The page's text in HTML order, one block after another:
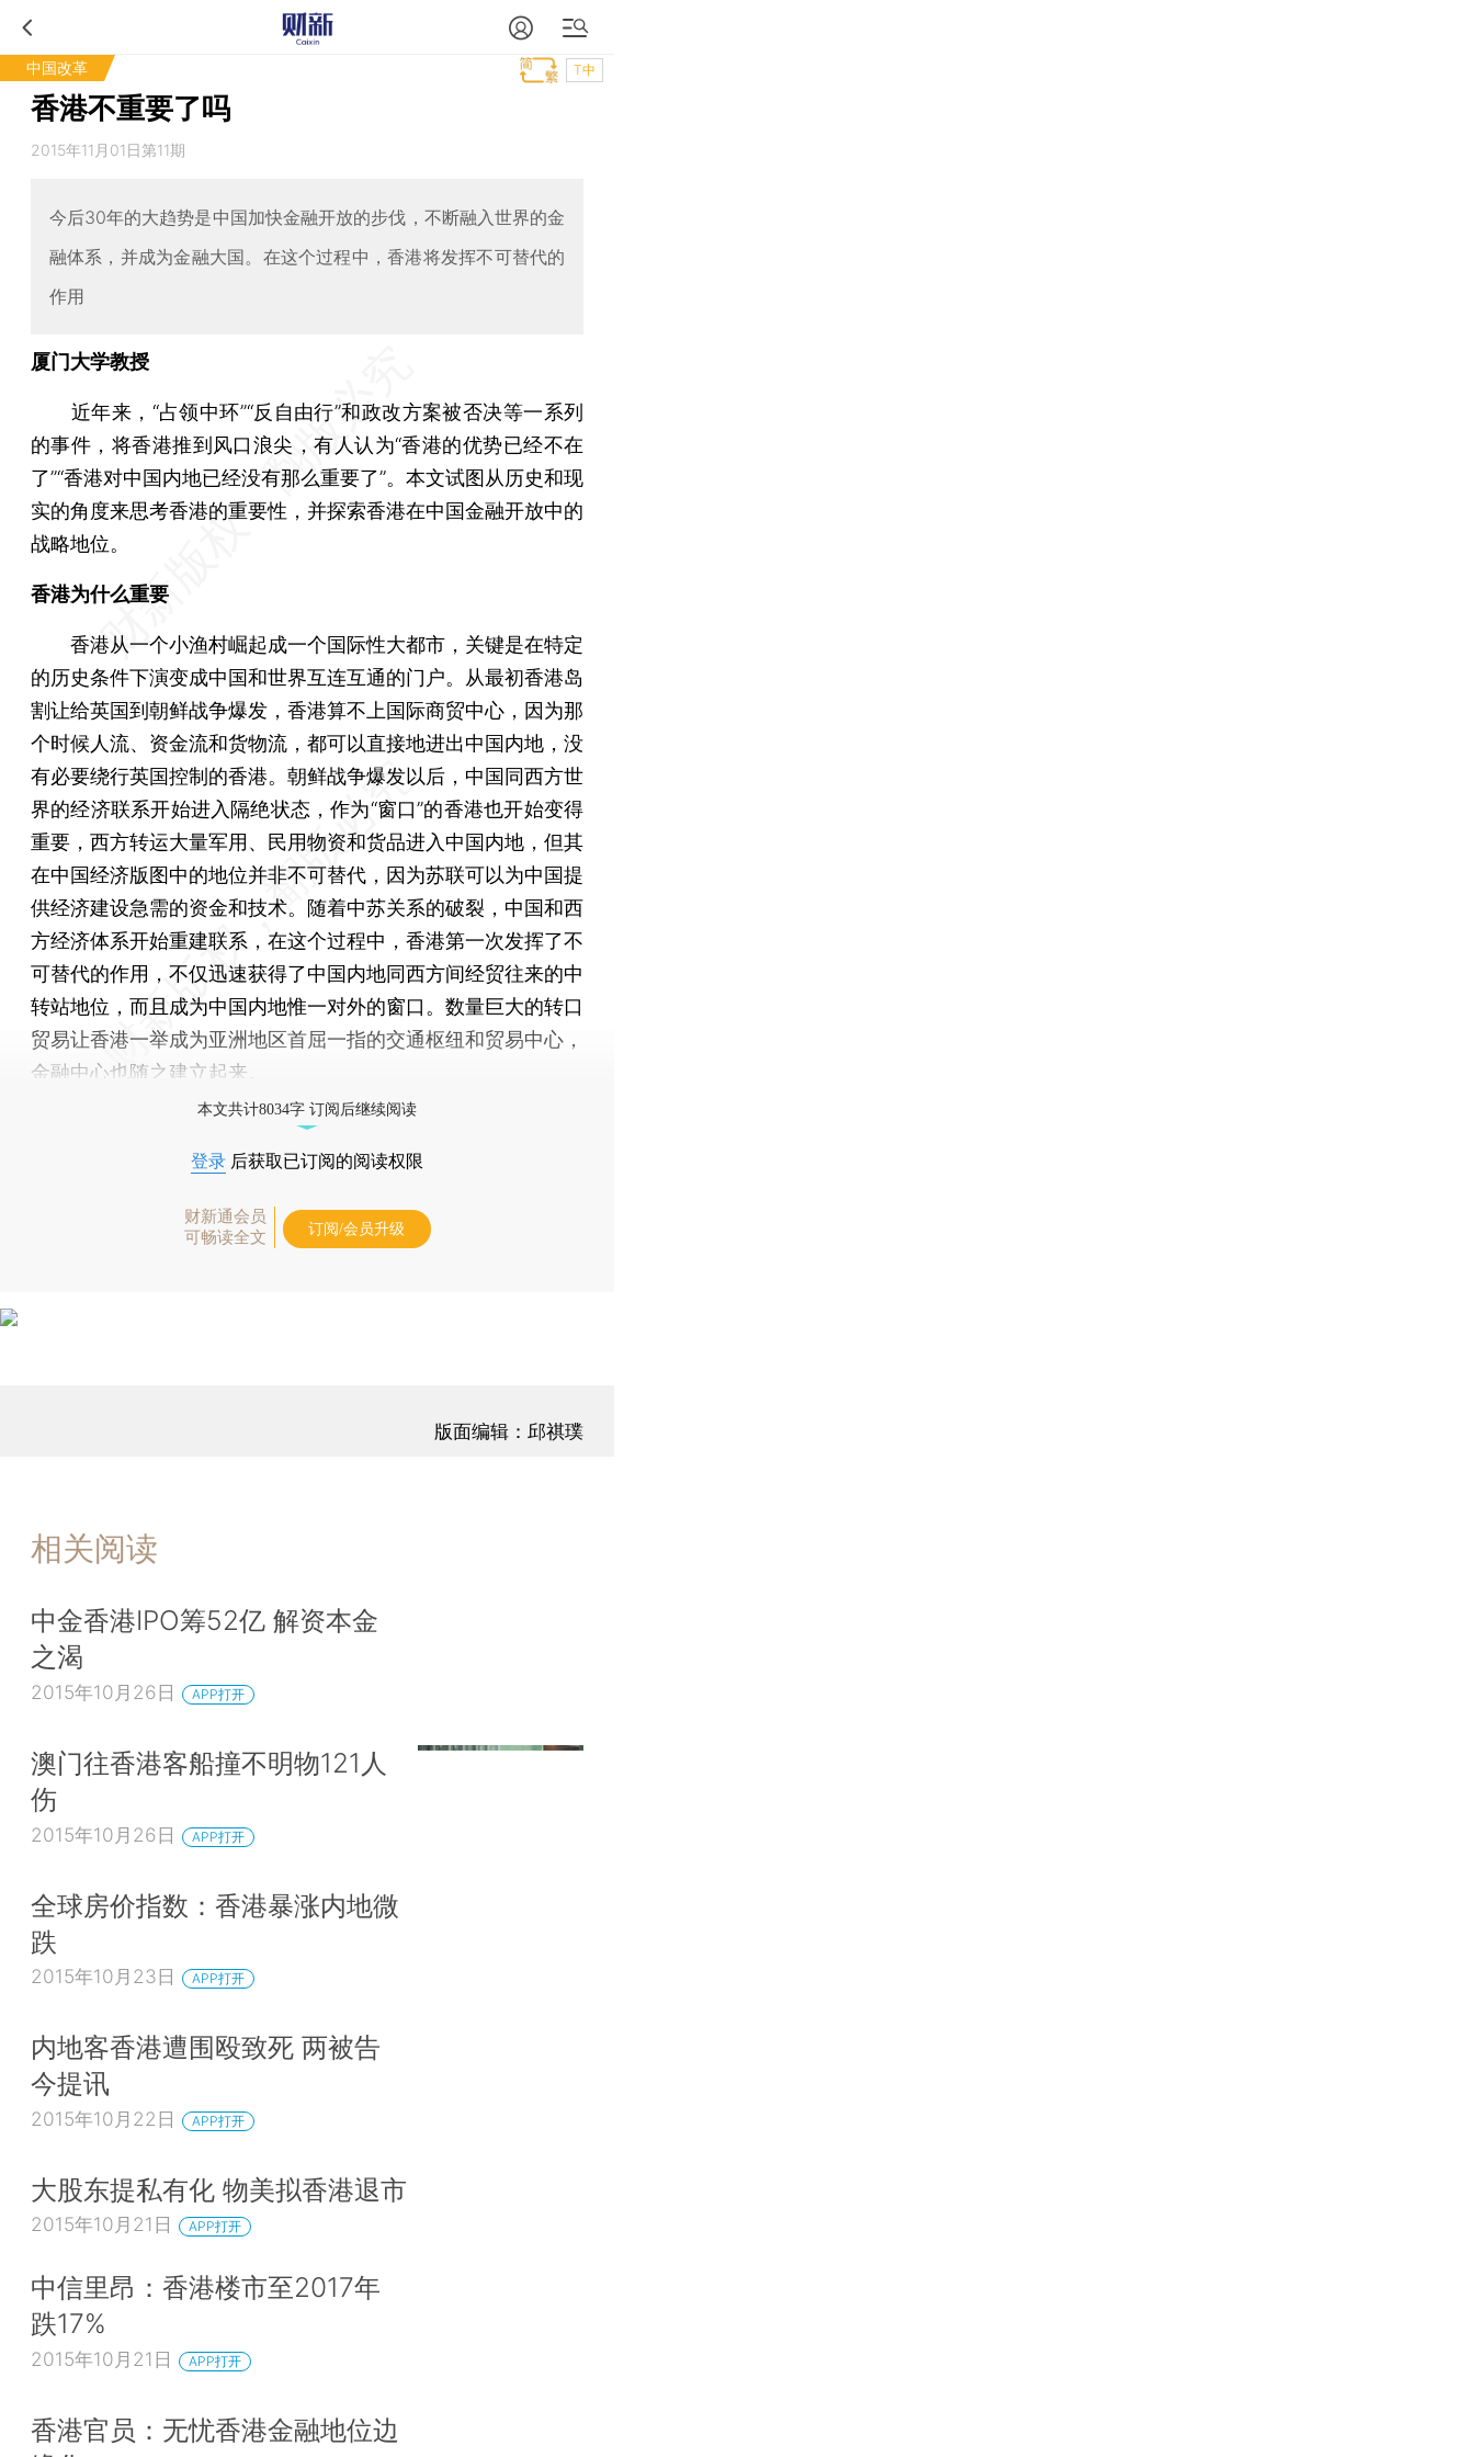
中国改革 T中
香港不重要了吗
2015年11月01日第11期
今后30年的大趋势是中国加快金融开放的步伐，不断融入世界的金
融体系，并成为金融大国。在这个过程中，香港将发挥不可替代的
作用
厦门大学教授
近年来，“占领中环”“反自由行”和政改方案被否决等一系列
的事件，将香港推到风口浪尖，有人认为“香港的优势已经不在
了”“香港对中国内地已经没有那么重要了”。本文试图从历史和现
实的角度来思考香港的重要性，并探索香港在中国金融开放中的
战略地位。
香港为什么重要
香港从一个小渔村崛起成一个国际性大都市，关键是在特定
的历史条件下演变成中国和世界互连互通的门户。从最初香港岛
割让给英国到朝鲜战争爆发，香港算不上国际商贸中心，因为那
个时候人流、资金流和货物流，都可以直接地进出中国内地，没
有必要绕行英国控制的香港。朝鲜战争爆发以后，中国同西方世
界的经济联系开始进入隔绝状态，作为“窗口”的香港也开始变得
重要，西方转运大量军用、民用物资和货品进入中国内地，但其
在中国经济版图中的地位并非不可替代，因为苏联可以为中国提
供经济建设急需的资金和技术。随着中苏关系的破裂，中国和西
方经济体系开始重建联系，在这个过程中，香港第一次发挥了不
可替代的作用，不仅迅速获得了中国内地同西方间经贸往来的中
转站地位，而且成为中国内地惟一对外的窗口。数量巨大的转口
贸易让香港一举成为亚洲地区首屈一指的交通枢纽和贸易中心，
金融中心也随之建立起来。
本文共计8034字 订阅后继续阅读
登录 后获取已订阅的阅读权限
财新通会员
可畅读全文
订阅/会员升级
版面编辑：邱祺璞
相关阅读
中金香港IPO筹52亿 解资本金
之渴
2015年10月26日 APP打开
澳门往香港客船撞不明物121人
伤
2015年10月26日 APP打开
全球房价指数：香港暴涨内地微
跌
2015年10月23日 APP打开
内地客香港遭围殴致死 两被告
今提讯
2015年10月22日 APP打开
大股东提私有化 物美拟香港退市
2015年10月21日 APP打开
中信里昂：香港楼市至2017年
跌17%
2015年10月21日 APP打开
香港官员：无忧香港金融地位边